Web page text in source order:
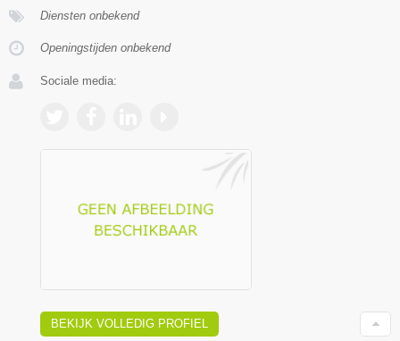
Diensten onbekend
Openingstijden onbekend
Sociale media:
BEKIJK VOLLEDIG PROFIEL